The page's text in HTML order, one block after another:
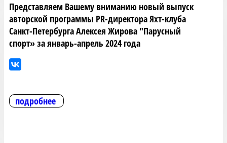
Представляем Вашему вниманию новый выпуск
авторской программы PR-директора Яхт-клуба
Санкт-Петербурга Алексея Жирова "Парусный
спорт» за январь-апрель 2024 года
подробнее